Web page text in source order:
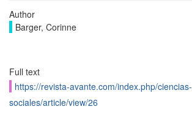
Author
Barger, Corinne
Full text
https://revista-avante.com/index.php/ciencias-
sociales/article/view/26